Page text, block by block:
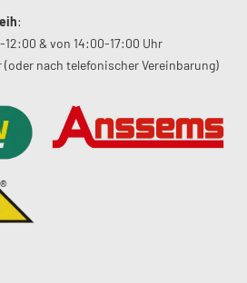
:
& von 14:00-17:00 Uhr
(oder nach telefonischer Vereinbarung)